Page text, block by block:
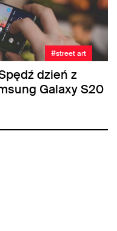
#street art
dzień z
Galaxy S20